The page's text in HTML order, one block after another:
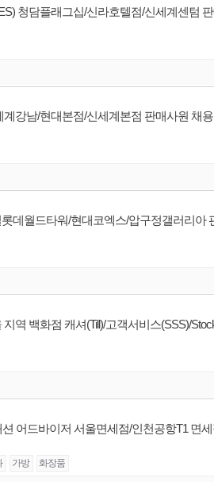
강남/현대본점/신세계본점 판매사원 채용
가방 화장품